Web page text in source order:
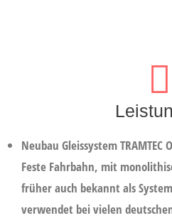
Neubau GleissystemTRAMTEC
Feste Fahrbahn, mit
früher auch bekannt als System
verwendet bei vielen